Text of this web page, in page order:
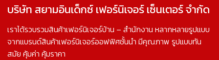
บริษัท สยามอินเด็กซ์ เฟอร์นิเจอร์ เซ็นเตอร์ จำกัด
เราได้รวบรวมสินค้าเฟอร์นิเจอร์บ้าน – สำนักงาน หลากหลายรูปแบบ
จากแบรนด์สินค้าเฟอร์นิเจอร์ออฟฟิศชั้นนำ มีคุณภาพ รูปแบบทัน
สมัย คุ้มค่า คุ้มราคา